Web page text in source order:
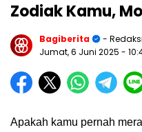
Zodiak Kamu,
Bagiberita
- Redaksi
Jumat, 6 Juni 2025 -
Apakah kamu pernah